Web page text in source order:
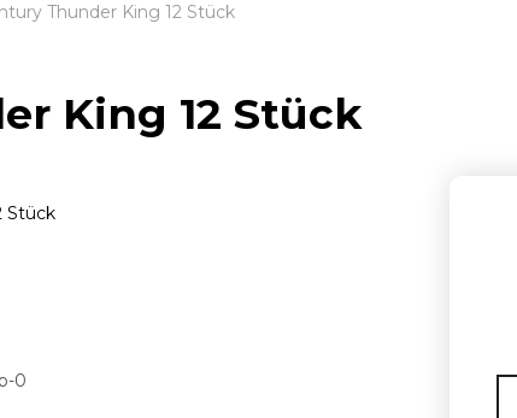
Thunder King 12 Stück
King 12 Stück